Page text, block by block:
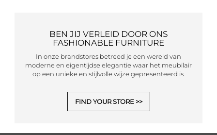
BEN JIJ VERLEID DOOR ONS
FASHIONABLE FURNITURE
In onze brandstores betreed je een wereld van
moderne en eigentijdse elegantie waar het meubilair
op een unieke en stijlvolle wijze gepresenteerd is.
FIND YOUR STORE